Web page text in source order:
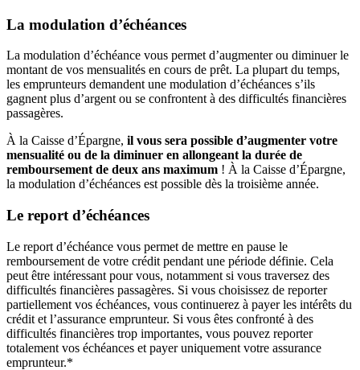
La modulation d’échéances
La modulation d’échéance vous permet d’augmenter ou diminuer le
montant de vos mensualités en cours de prêt. La plupart du temps,
les emprunteurs demandent une modulation d’échéances s’ils
gagnent plus d’argent ou se confrontent à des difficultés financières
passagères.
À la Caisse d’Épargne, il vous sera possible d’augmenter votre
mensualité ou de la diminuer en allongeant la durée de
remboursement de deux ans maximum ! À la Caisse d’Épargne,
la modulation d’échéances est possible dès la troisième année.
Le report d’échéances
Le report d’échéance vous permet de mettre en pause le
remboursement de votre crédit pendant une période définie. Cela
peut être intéressant pour vous, notamment si vous traversez des
difficultés financières passagères. Si vous choisissez de reporter
partiellement vos échéances, vous continuerez à payer les intérêts du
crédit et l’assurance emprunteur. Si vous êtes confronté à des
difficultés financières trop importantes, vous pouvez reporter
totalement vos échéances et payer uniquement votre assurance
emprunteur.*